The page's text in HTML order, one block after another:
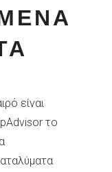
είναι
το